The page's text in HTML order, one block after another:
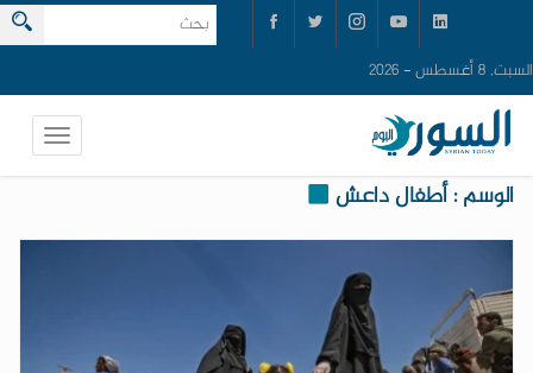
السبت, 8 أغسطس - 2026
الوسم : أطفال داعش